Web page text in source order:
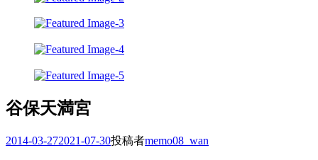
Dog Salon Kunihara
谷保天満宮
投
2014-03-272021-07-30投稿者memo08_wan